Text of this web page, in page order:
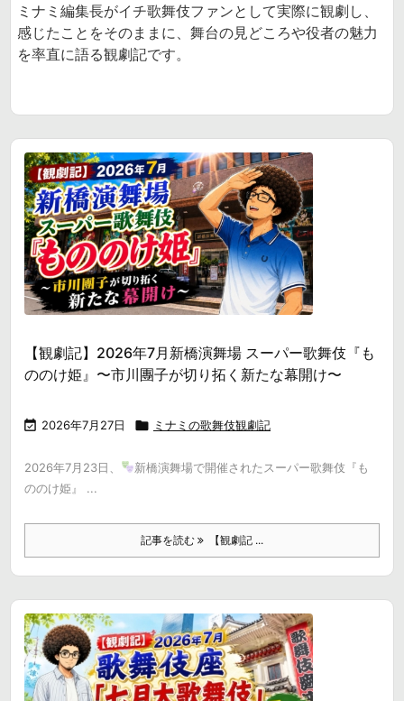
ミナミ編集長がイチ歌舞伎ファンとして実際に観劇し、
感じたことをそのままに、舞台の見どころや役者の魅力
を率直に語る観劇記です。
【観劇記】2026年7月新橋演舞場 スーパー歌舞伎『も
ののけ姫』〜市川團子が切り拓く新たな幕開け〜
 2026年7月27日  ミナミの歌舞伎観劇記
2026年7月23日、
新橋演舞場で開催されたスーパー歌舞伎『も
ののけ姫』 ...
記事を読む 【観劇記 ...